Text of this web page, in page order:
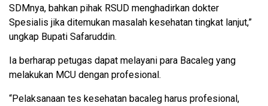
SDMnya, bahkan pihak RSUD menghadirkan dokter
Spesialis jika ditemukan masalah kesehatan tingkat lanjut,”
ungkap Bupati Safaruddin.
Ia berharap petugas dapat melayani para Bacaleg yang
melakukan MCU dengan profesional.
“Pelaksanaan tes kesehatan bacaleg harus profesional,